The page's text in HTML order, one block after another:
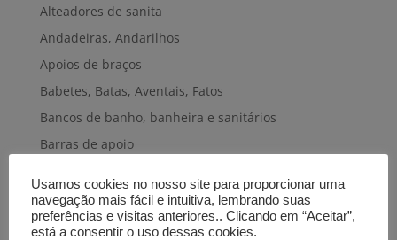
Alteadores de sanita
Andadeiras, Andarilhos
Apoios de braços
Babetes, Batas, Aventais, Fatos
Bancos de banho, banheira e sanitários
Barras de apoio
Cadeiras de banho, banheira e sanitárias
Cadeiras de rodas elétricas
Usamos cookies no nosso site para proporcionar uma
navegação mais fácil e intuitiva, lembrando suas
preferências e visitas anteriores.. Clicando em “Aceitar”,
está a consentir o uso dessas cookies.